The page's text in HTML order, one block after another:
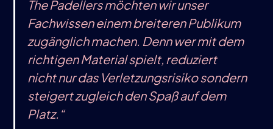
The Padellers möchten wir unser
Fachwissen einem breiteren Publikum
zugänglich machen. Denn wer mit dem
richtigen Material spielt, reduziert
nicht nur das Verletzungsrisiko sondern
steigert zugleich den Spaß auf dem
Platz.“